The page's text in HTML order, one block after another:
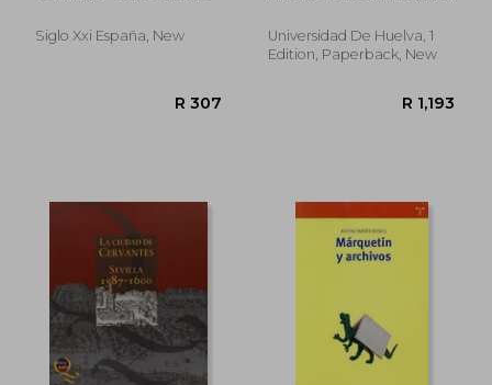
R 1,735
Siglo Xxi España, New
Fernando / Luque Teruel,
Andrés / Ruiz Morales,
Mario / Cortés José,
Domínguez, Juan A.
Universidad De Huelva, 1
Edition, Paperback, New